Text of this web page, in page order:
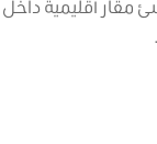
مقار أقليمية